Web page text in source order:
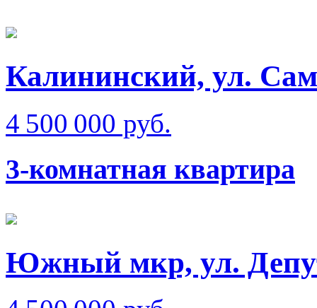
Калининский, ул.
4 500 000 руб.
3-комнатная квартира
Южный мкр, ул.